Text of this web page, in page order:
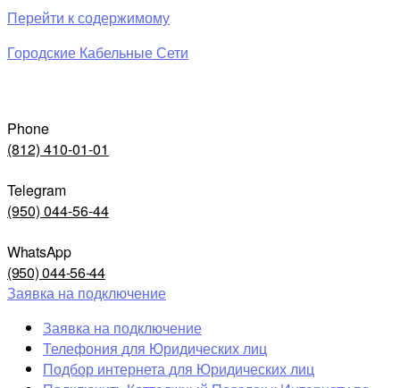
Перейти к содержимому
Городские Кабельные Сети
Phone
(812) 410-01-01
Telegram
(950) 044-56-44
WhatsApp
(950) 044-56-44
Заявка на подключение
Заявка на подключение
Телефония для Юридических лиц
Подбор интернета для Юридических лиц